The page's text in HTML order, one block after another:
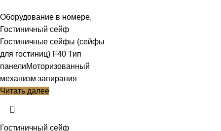
Оборудование в номере,
Гостиничный сейф
Гостиничные сейфы (сейфы
для гостиниц) F40 Тип
панелиМоторизованный
механизм запирания
Читать далее
Гостиничный сейф